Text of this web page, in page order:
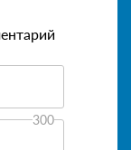
300